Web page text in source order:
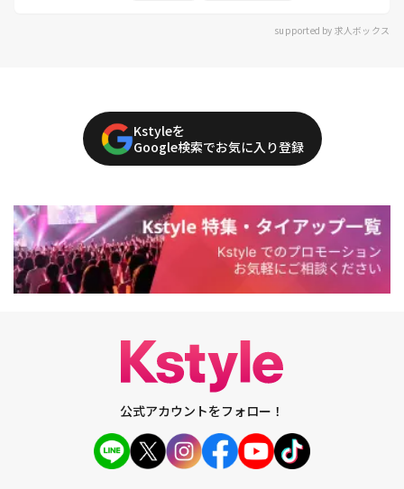
supported by 求人ボックス
Kstyleを
Google検索でお気に入り登録
公式アカウントをフォロー！